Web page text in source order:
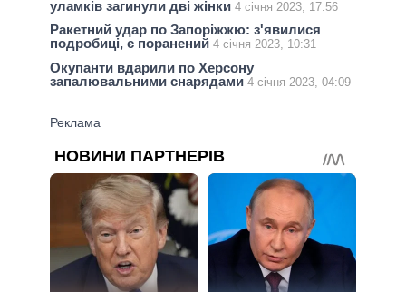
уламків загинули дві жінки 4 січня 2023, 17:56
Ракетний удар по Запоріжжю: з'явилися
подробиці, є поранений 4 січня 2023, 10:31
Окупанти вдарили по Херсону
запалювальними снарядами 4 січня 2023, 04:09